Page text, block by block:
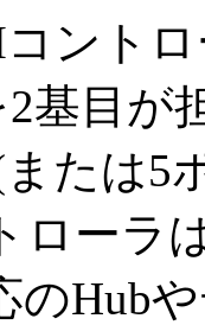
ント
基目が
たは5
ローラ
のHub